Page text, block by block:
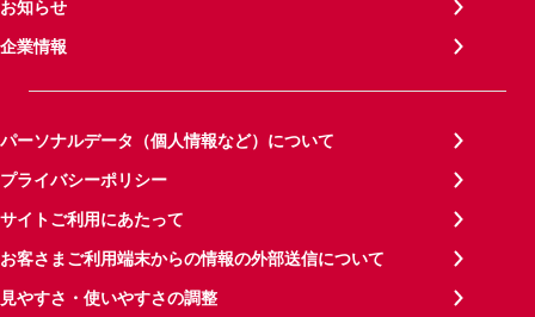
お知らせ
企業情報
パーソナルデータ（個人情報など）について
プライバシーポリシー
サイトご利用にあたって
お客さまご利用端末からの情報の外部送信について
見やすさ・使いやすさの調整